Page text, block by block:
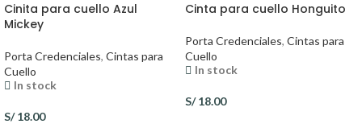
Cinita para cuello Azul
Mickey
Porta Credenciales, Cintas para
Cuello
In stock
S/18.00
Cinta para cuello Honguito
Porta Credenciales, Cintas para
Cuello
In stock
S/18.00